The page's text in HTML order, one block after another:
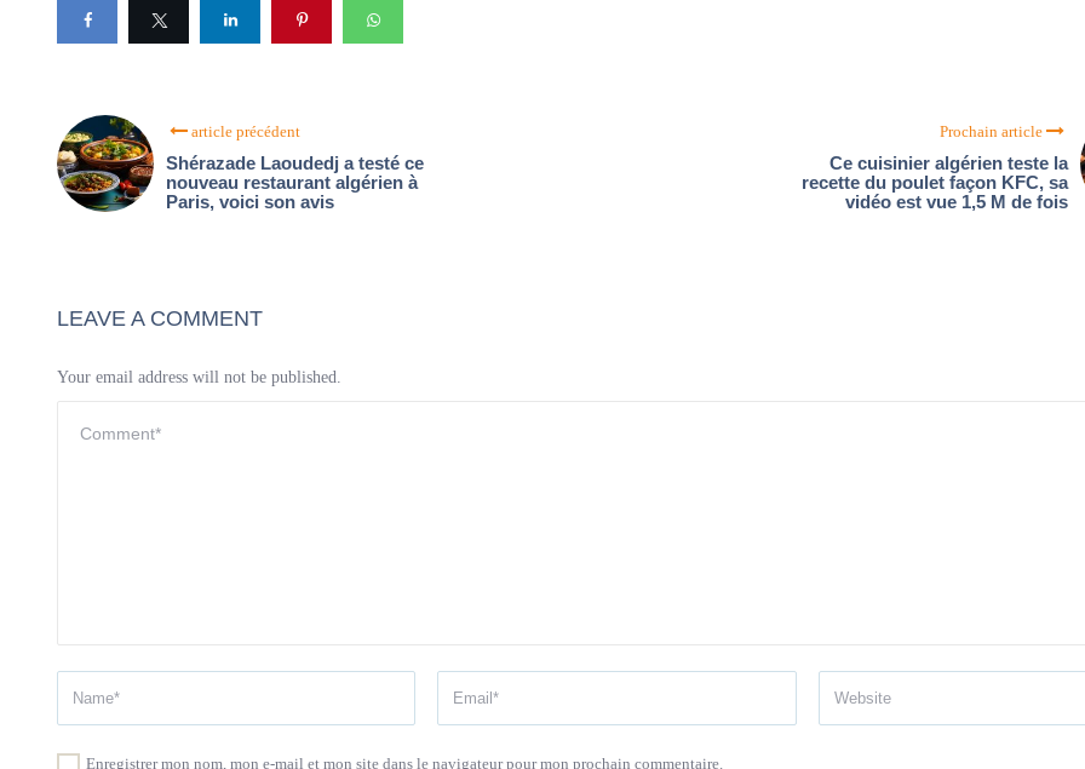
article précédent
Shérazade Laoudedj a testé ce
nouveau restaurant algérien à
Paris, voici son avis
Prochain article
Ce cuisinier algérien teste la
recette du poulet façon KFC, sa
vidéo est vue 1,5 M de fois
LEAVE A COMMENT
Your email address will not be published.
Enregistrer mon nom, mon e-mail et mon site dans le navigateur pour mon prochain commentaire.